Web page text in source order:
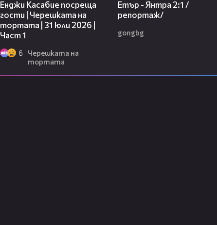
Енджи Касабие посреща
гости | Черешката на
тортата | 31 юли 2026 |
Част 1
6
Черешката на
тортата
Етър - Янтра 2:1 /
репортаж/
gongbg